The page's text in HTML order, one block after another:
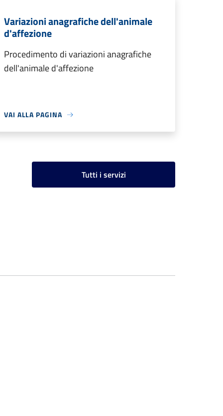
Variazioni anagrafiche dell'animale
d'affezione
Procedimento di variazioni anagrafiche
dell'animale d'affezione
VAI ALLA PAGINA
Tutti i servizi